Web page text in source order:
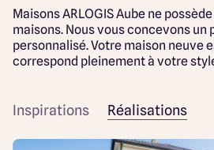
Maisons ARLOGIS Aube ne
maisons. Nous vous concevons un
personnalisé. Votre maison neuve
correspond pleinement à votre
Inspirations Réalisations